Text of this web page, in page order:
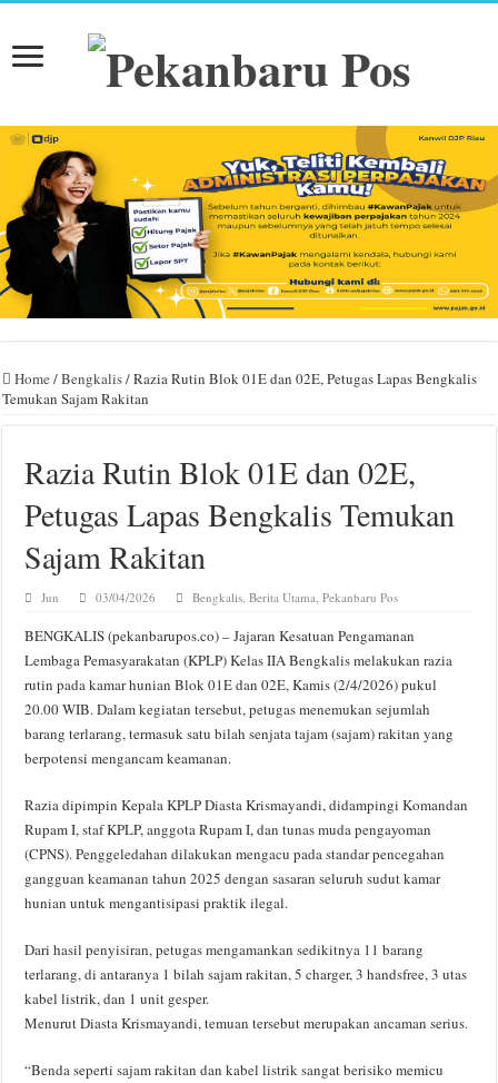
Home /Bengkalis/Razia Rutin Blok 01E dan 02E, Petugas Lapas Bengkalis
Temukan Sajam Rakitan
Razia Rutin Blok 01E dan 02E,
Petugas Lapas Bengkalis Temukan
Sajam Rakitan
Jun 03/04/2026 Bengkalis,Berita Utama,Pekanbaru Pos
BENGKALIS (pekanbarupos.co) – Jajaran Kesatuan Pengamanan
Lembaga Pemasyarakatan (KPLP) Kelas IIA Bengkalis melakukan razia
rutin pada kamar hunian Blok 01E dan 02E, Kamis (2/4/2026) pukul
20.00 WIB. Dalam kegiatan tersebut, petugas menemukan sejumlah
barang terlarang, termasuk satu bilah senjata tajam (sajam) rakitan yang
berpotensi mengancam keamanan.
Razia dipimpin Kepala KPLP Diasta Krismayandi, didampingi Komandan
Rupam I, staf KPLP, anggota Rupam I, dan tunas muda pengayoman
(CPNS). Penggeledahan dilakukan mengacu pada standar pencegahan
gangguan keamanan tahun 2025 dengan sasaran seluruh sudut kamar
hunian untuk mengantisipasi praktik ilegal.
Dari hasil penyisiran, petugas mengamankan sedikitnya 11 barang
terlarang, di antaranya 1 bilah sajam rakitan, 5 charger, 3 handsfree, 3 utas
kabel listrik, dan 1 unit gesper.
Menurut Diasta Krismayandi, temuan tersebut merupakan ancaman serius.
“Benda seperti sajam rakitan dan kabel listrik sangat berisiko memicu